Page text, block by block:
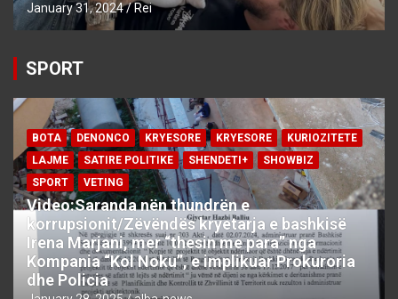
January 31, 2024 Rei
SPORT
BOTA DENONCO KRYESORE KRYESORE
KURIOZITETE
LAJME
SATIRE POLITIKE SHENDETI+
SHOWBIZ
SPORT
VETING
Video:Saranda nën thundrën e
korrupsionit/Zëvëndës kryetarja e bashkisë
Irena Marjani, mer “thesin me para” nga
Kompania “Kol Noku”, e implikuar Prokuroria
dhe Policia